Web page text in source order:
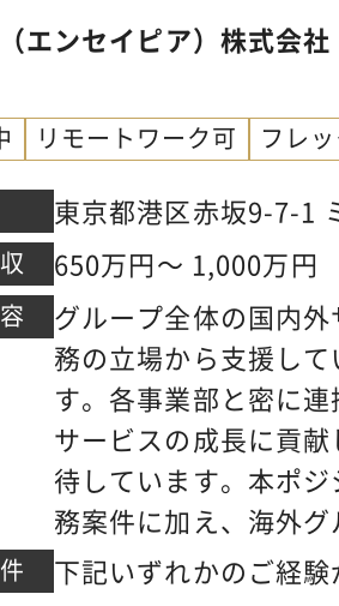
ント抽出● 入社4～6
ロー・レビュー体制
化に向けたルール整
件・英文契約対応の
た法務/ガバナンス体
の最適化（案件テー
た連携体制構築）・
業務効率化の推進●
る法務組織」の構築
たグローバル法務/ガ
海外子会社を含む法
化・M&A・資本業務
法務領域だけでなく
会も豊富です。
エンセイピア）株式会
リモートワーク可 フレ
東京都港区赤坂9-7-1
40階
650万円～ 1,000万円
グループ全体の国内
務の立場から支援し
す。各事業部と密に
サービスの成長に貢
待しています。本ポ
務案件に加え、海外
に関する法務支援を
下記いずれかのご経